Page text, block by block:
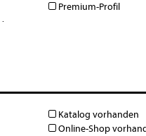
·
Premium-Profil
Katalog vorhanden
Online-Shop